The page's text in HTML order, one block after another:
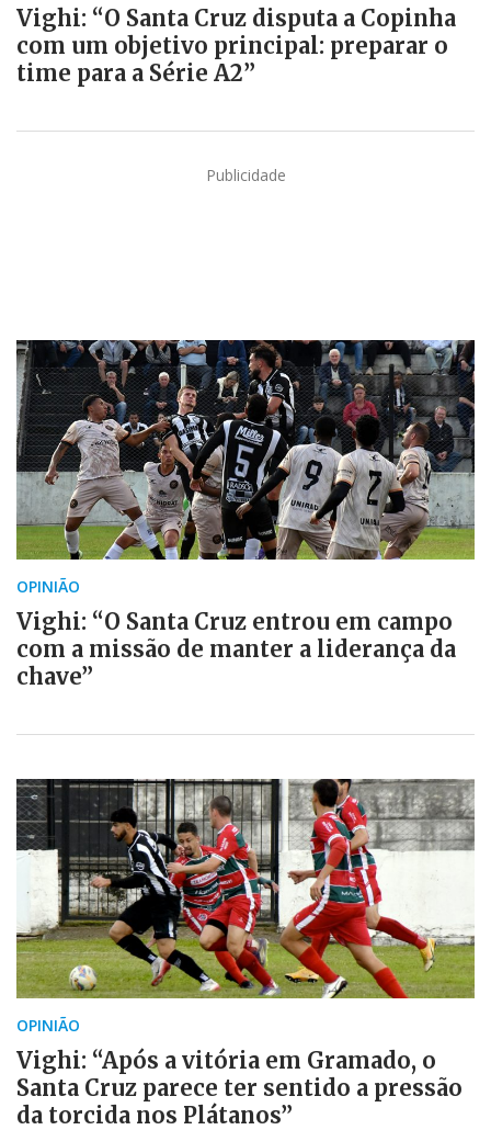
Vighi: “O Santa Cruz disputa a Copinha
com um objetivo principal: preparar o
time para a Série A2”
Publicidade
OPINIÃO
Vighi: “O Santa Cruz entrou em campo
com a missão de manter a liderança da
chave”
OPINIÃO
Vighi: “Após a vitória em Gramado, o
Santa Cruz parece ter sentido a pressão
da torcida nos Plátanos”